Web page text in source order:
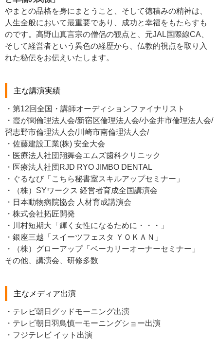
やまとの品格を身にまとうこと、そして徳積みの精神は、
人生全般において最重要であり、成功と幸福をもたらすも
のです。高野山真言宗の僧侶の観点と、元JAL国際線CA、
そして経営者という異色の経歴から、仏教的視点を取り入
れた秘伝をお伝えいたします。
主な講演実績
・第12回全国・講師オーディションファイナリスト
・霞が関倫理法人会/新宿区倫理法人会/小金井市倫理法人会/
習志野市倫理法人会/川崎市南倫理法人会/
・佐藤建設工業(株) 安全大会
・医療法人社団翔舞会エムズ歯科クリニック
・医療法人社団RJD RYO JIMBO DENTAL
・ぐるなび「こちら秘書室スキルアップセミナー」
・（株）SYワークス 経営者育成全国講演会
・日本動物病院協会 人材育成講演会
・株式会社拓匠開発
・川村短期大「輝く女性になるために・・・」
・銀座三越「スイーツフェスタ ＹＯＫＡＮ」
・（株）グローアップ「ベーカリーオーナーセミナー」
その他、講演会、研修多数
主なメディア出演
・テレビ朝日グッドモーニング出演
・テレビ朝日羽鳥慎一モーニングショー出演
・フジテレビ イット出演